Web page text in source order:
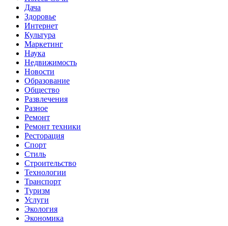
Дача
Здоровье
Интернет
Культура
Маркетинг
Наука
Недвижимость
Новости
Образование
Общество
Развлечения
Разное
Ремонт
Ремонт техники
Ресторация
Спорт
Стиль
Строительство
Технологии
Транспорт
Туризм
Услуги
Экология
Экономика